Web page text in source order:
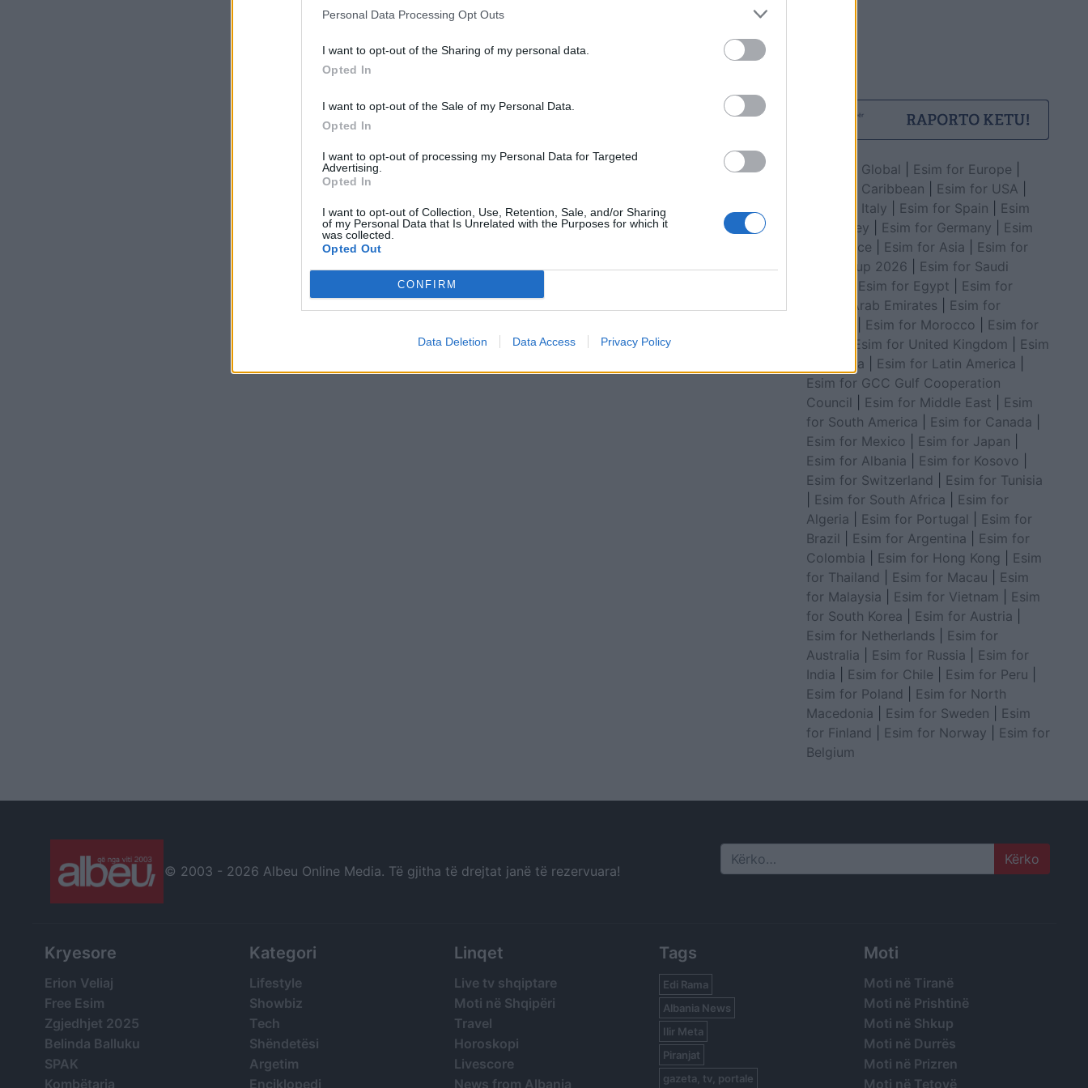
Personal Data Processing Opt Outs
I want to opt-out of the Sharing of my personal data.
Opted In
I want to opt-out of the Sale of my Personal Data.
Opted In
I want to opt-out of processing my Personal Data for Targeted
Advertising.
Opted In
I want to opt-out of Collection, Use, Retention, Sale, and/or Sharing
of my Personal Data that Is Unrelated with the Purposes for which it
was collected.
Opted Out
CONFIRM
Data Deletion Data Access Privacy Policy
Esim for Global Esim for Europe
Esim for Caribbean
Esim for USA
Esim for Italy
Esim for Spain
Esim
for Turkey
Esim for Germany
Esim
for Greece
Esim for Asia
Esim for
World Cup 2026
Esim for Saudi
Esim for Egypt
Esim for
United Arab Emirates
Esim for
Esim for Morocco
Esim for
Esim for United Kingdom
Esim
for Africa
Esim for Latin America
Esim for GCC Gulf Cooperation
Council
Esim for Middle East
Esim
for South America
Esim for Canada
Esim for Mexico
Esim for Japan
Esim for Albania
Esim for Kosovo
Esim for Switzerland
Esim for Tunisia
Esim for South Africa
Esim for
Algeria
Esim for Portugal
Esim for
Brazil
Esim for Argentina
Esim for
Colombia
Esim for Hong Kong
Esim
for Thailand
Esim for Macau
Esim
for Malaysia
Esim for Vietnam
Esim
for South Korea
Esim for Austria
Esim for Netherlands
Esim for
Australia
Esim for Russia
Esim for
India
Esim for Chile Esim for Peru
Esim for Poland
Esim for North
Macedonia
Esim for Sweden
Esim
for Finland
Esim for Norway
Esim for
Belgium
© 2003 - 2026 Albeu Online Media. Të gjitha të drejtat janë të rezervuara! Search
Kryesore
Erion Veliaj
Free Esim
Zgjedhjet 2025
Belinda Balluku
SPAK
Kombëtarja
Kategori
Lifestyle
Showbiz
Tech
Shëndetësi
Argetim
Enciklopedi
Linqet
Live tv shqiptare
Moti në Shqipëri
Travel
Horoskopi
Livescore
News from Albania
Tags
Edi Rama
Albania News
Ilir Meta
Piranjat
gazeta, tv, portale
Moti
Moti në Tiranë
Moti në Prishtinë
Moti në Shkup
Moti në Durrës
Moti në Prizren
Moti në Tetovë